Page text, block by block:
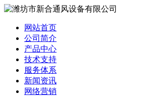
网站首页
公司简介
产品中心
技术支持
服务体系
新闻资讯
网络营销